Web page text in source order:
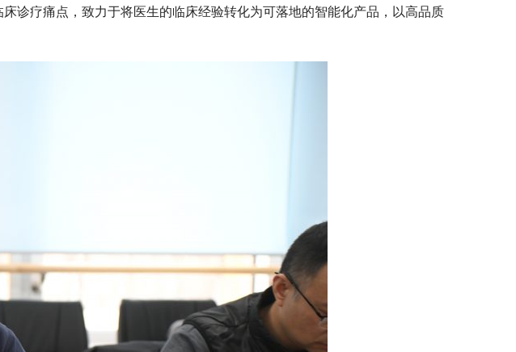
诊疗痛点，致力于将医生的临床经验转化为可落地的智能化产品，以高品质